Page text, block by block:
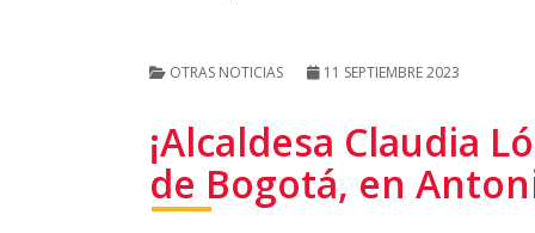
OTRAS NOTICIAS 11 SEPTIEMBRE 2023
¡Alcaldesa Claudia
de Bogotá, en